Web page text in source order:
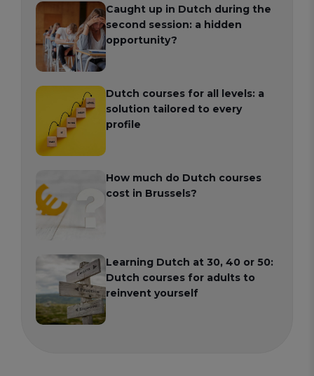
Caught up in Dutch during the
second session: a hidden
opportunity?
Dutch courses for all levels: a
solution tailored to every
profile
How much do Dutch courses
cost in Brussels?
Learning Dutch at 30, 40 or 50:
Dutch courses for adults to
reinvent yourself